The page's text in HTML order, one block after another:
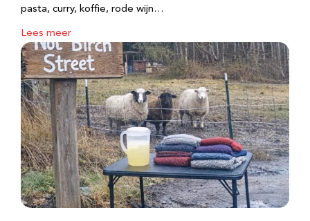
pasta, curry, koffie, rode wijn…
Lees meer